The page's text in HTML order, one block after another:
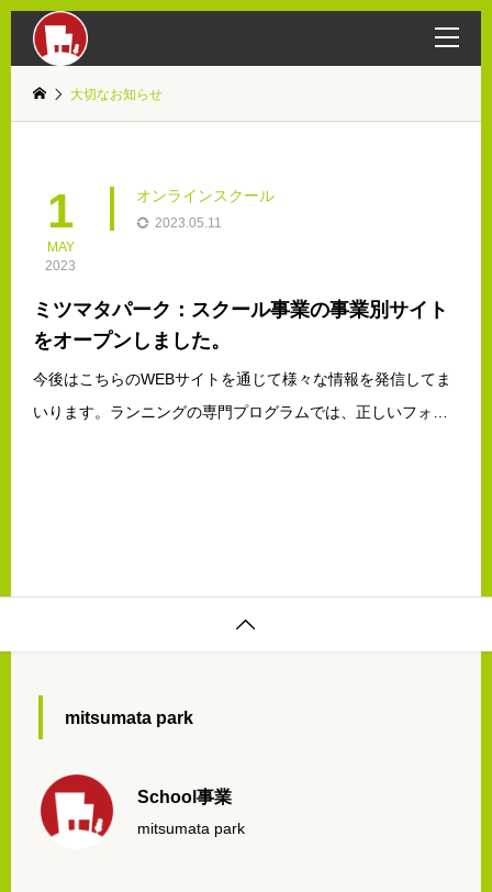
大切なお知らせ
1
MAY
2023
オンラインスクール
2023.05.11
ミツマタパーク：スクール事業の事業別サイト
をオープンしました。
今後はこちらのWEBサイトを通じて様々な情報を発信してま
いります。ランニングの専門プログラムでは、正しいフォー

mitsumata park
School事業
mitsumata park